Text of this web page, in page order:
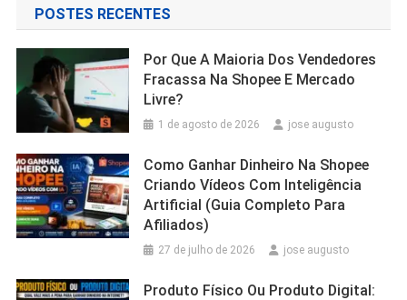
POSTES RECENTES
Por Que A Maioria Dos Vendedores
Fracassa Na Shopee E Mercado
Livre?
1 de agosto de 2026 jose augusto
Como Ganhar Dinheiro Na Shopee
Criando Vídeos Com Inteligência
Artificial (Guia Completo Para
Afiliados)
27 de julho de 2026 jose augusto
Produto Físico Ou Produto Digital: